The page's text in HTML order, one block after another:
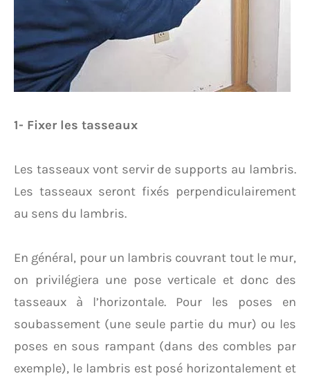
1- Fixer les tasseaux
Les tasseaux vont servir de supports au lambris.
Les tasseaux seront fixés perpendiculairement
au sens du lambris.
En général, pour un lambris couvrant tout le mur,
on privilégiera une pose verticale et donc des
tasseaux à l’horizontale. Pour les poses en
soubassement (une seule partie du mur) ou les
poses en sous rampant (dans des combles par
exemple), le lambris est posé horizontalement et